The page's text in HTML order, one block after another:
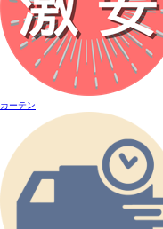
カーテン